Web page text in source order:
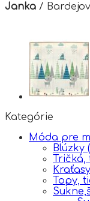
Janka / Bardejov
Kategórie
Móda pre
Blúzky
Tričká,
Kraťasy
Topy,